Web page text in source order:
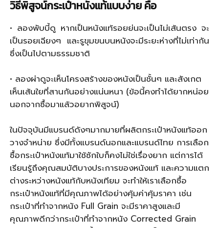
วิธีพิสูจน์กระเป๋าหนังแท้แบบง่าย คือ
• ลองพับบี้ดู หากเป็นหนังแท้รอยย่นจะเป็นไม่เส้นตรง จะ
เป็นรอยเฉียงๆ และรูขุมขนบนหนังจะมีระยะห่างที่ไม่เท่ากัน
ซึ่งเป็นไปตามธรรมชาติ
• ลองผ่าดูจะเห็นโครงสร้างของหนังเป็นชั้นๆ และสังเกต
เห็นเส้นใยที่สานกันอย่างแน่นหนา (ข้อนี้คงทำได้ยากหน่อย
นอกจากซื้อมาแล้วอยากพิสูจน์)
ในปัจจุบันมีแบรนด์ดังๆมากมายที่ผลิตกระเป๋าหนังแท้ออก
วางจำหน่าย ซึ่งมีทั้งแบรนด์นอกและแบรนด์ไทย การเลือก
ซื้อกระเป๋าหนังแท้มาใช้ซักใบก็คงไม่ใช่เรื่องยาก แต่การได้
เรียนรู้ถึงคุณสมบัติบางประการของหนังแท้ และความแตก
ต่างระหว่างหนังแท้กับหนังเทียม จะทำให้เราเลือกซื้อ
กระเป๋าหนังแท้ที่มีคุณภาพได้อย่างคุ้มค่าคุ้มราคา เช่น
กระเป๋าที่ทำจากหนัง Full Grain จะมีราคาสูงและมี
คุณภาพดีกว่ากระเป๋าที่ทำจากหนัง Corrected Grain